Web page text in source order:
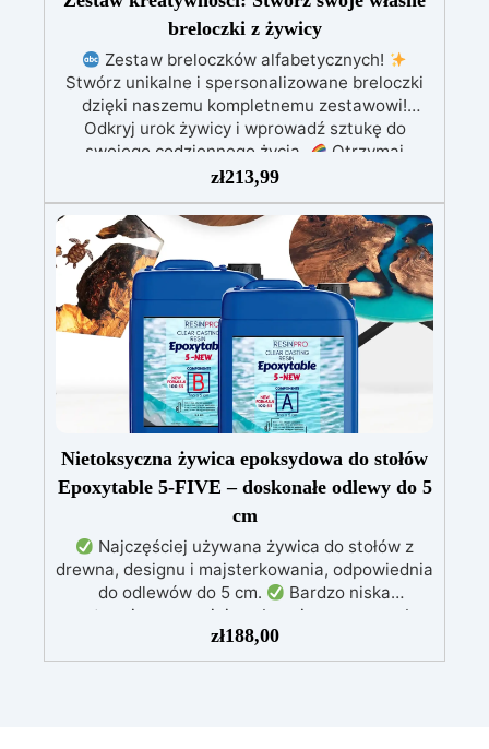
breloczki z żywicy
Zestaw breloczków alfabetycznych!
Stwórz unikalne i spersonalizowane breloczki
dzięki naszemu kompletnemu zestawowi!
Odkryj urok żywicy i wprowadź sztukę do
swojego codziennego życia.
Otrzymaj
spersonalizowane drobne skarby z żywicy:
idealne jako pomysł na prezent lub do noszenia
zawsze przy sobie! Ten kompletny zestaw
zawiera: 800 gramów żywicy epoksydowej;
silikonowa forma do liter alfabetu; 10
metalicznych kolorów w proszku miki; rękawice
i narzędzia do mieszania; szczegółowy krok po
kroku przewodnik; Dodaj małe ozdoby lub
suszone kwiaty, aby dodać niepowtarzalny
akcent, użyj brokatu lub złotej folii dla
eleganckiego wyglądu, stwórz efekt marmuru
lub litery w stylu galaktycznym. Eksperymentuj i
oferuj spersonalizowane drobne prezenty dla
swoich bliskich
Rozpocznij swoją twórczą
podróż z żywicą dzięki tym prostym, ale
efektownym projektom, będziemy z Tobą od
początku do końca (i jesteśmy pewni, że nie
będziesz chciał przestać!)
Zamów teraz!
zł213,99
Nietoksyczna żywica epoksydowa do stołów
Epoxytable 5-FIVE – doskonałe odlewy do 5
cm
Najczęściej używana żywica do stołów z
drewna, designu i majsterkowania, odpowiednia
do odlewów do 5 cm.
Bardzo niska
egzotermia zapewniająca bezpieczną pracę bez
Odporna na zarysowania i
żółknięcie dzięki filtrom UV i wysokiej jakości
zł188,00